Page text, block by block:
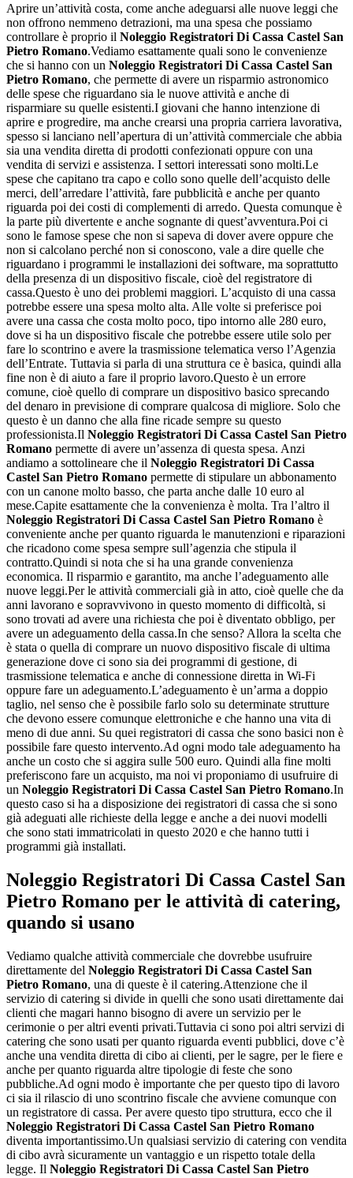
Aprire un’attività costa, come anche adeguarsi alle nuove leggi che
non offrono nemmeno detrazioni, ma una spesa che possiamo
controllare è proprio il Noleggio Registratori Di Cassa Castel San
Pietro Romano.Vediamo esattamente quali sono le convenienze
che si hanno con un Noleggio Registratori Di Cassa Castel San
Pietro Romano, che permette di avere un risparmio astronomico
delle spese che riguardano sia le nuove attività e anche di
risparmiare su quelle esistenti.I giovani che hanno intenzione di
aprire e progredire, ma anche crearsi una propria carriera lavorativa,
spesso si lanciano nell’apertura di un’attività commerciale che abbia
sia una vendita diretta di prodotti confezionati oppure con una
vendita di servizi e assistenza. I settori interessati sono molti.Le
spese che capitano tra capo e collo sono quelle dell’acquisto delle
merci, dell’arredare l’attività, fare pubblicità e anche per quanto
riguarda poi dei costi di complementi di arredo. Questa comunque è
la parte più divertente e anche sognante di quest’avventura.Poi ci
sono le famose spese che non si sapeva di dover avere oppure che
non si calcolano perché non si conoscono, vale a dire quelle che
riguardano i programmi le installazioni dei software, ma soprattutto
della presenza di un dispositivo fiscale, cioè del registratore di
cassa.Questo è uno dei problemi maggiori. L’acquisto di una cassa
potrebbe essere una spesa molto alta. Alle volte si preferisce poi
avere una cassa che costa molto poco, tipo intorno alle 280 euro,
dove si ha un dispositivo fiscale che potrebbe essere utile solo per
fare lo scontrino e avere la trasmissione telematica verso l’Agenzia
dell’Entrate. Tuttavia si parla di una struttura ce è basica, quindi alla
fine non è di aiuto a fare il proprio lavoro.Questo è un errore
comune, cioè quello di comprare un dispositivo basico sprecando
del denaro in previsione di comprare qualcosa di migliore. Solo che
questo è un danno che alla fine ricade sempre su questo
professionista.Il Noleggio Registratori Di Cassa Castel San Pietro
Romano permette di avere un’assenza di questa spesa. Anzi
andiamo a sottolineare che il Noleggio Registratori Di Cassa
Castel San Pietro Romano permette di stipulare un abbonamento
con un canone molto basso, che parta anche dalle 10 euro al
mese.Capite esattamente che la convenienza è molta. Tra l’altro il
Noleggio Registratori Di Cassa Castel San Pietro Romano è
conveniente anche per quanto riguarda le manutenzioni e riparazioni
che ricadono come spesa sempre sull’agenzia che stipula il
contratto.Quindi si nota che si ha una grande convenienza
economica. Il risparmio e garantito, ma anche l’adeguamento alle
nuove leggi.Per le attività commerciali già in atto, cioè quelle che da
anni lavorano e sopravvivono in questo momento di difficoltà, si
sono trovati ad avere una richiesta che poi è diventato obbligo, per
avere un adeguamento della cassa.In che senso? Allora la scelta che
è stata o quella di comprare un nuovo dispositivo fiscale di ultima
generazione dove ci sono sia dei programmi di gestione, di
trasmissione telematica e anche di connessione diretta in Wi-Fi
oppure fare un adeguamento.L’adeguamento è un’arma a doppio
taglio, nel senso che è possibile farlo solo su determinate strutture
che devono essere comunque elettroniche e che hanno una vita di
meno di due anni. Su quei registratori di cassa che sono basici non è
possibile fare questo intervento.Ad ogni modo tale adeguamento ha
anche un costo che si aggira sulle 500 euro. Quindi alla fine molti
preferiscono fare un acquisto, ma noi vi proponiamo di usufruire di
un Noleggio Registratori Di Cassa Castel San Pietro Romano.In
questo caso si ha a disposizione dei registratori di cassa che si sono
già adeguati alle richieste della legge e anche a dei nuovi modelli
che sono stati immatricolati in questo 2020 e che hanno tutti i
programmi già installati.
Noleggio Registratori Di Cassa Castel San
Pietro Romano per le attività di catering,
quando si usano
Vediamo qualche attività commerciale che dovrebbe usufruire
direttamente del Noleggio Registratori Di Cassa Castel San
Pietro Romano, una di queste è il catering.Attenzione che il
servizio di catering si divide in quelli che sono usati direttamente dai
clienti che magari hanno bisogno di avere un servizio per le
cerimonie o per altri eventi privati.Tuttavia ci sono poi altri servizi di
catering che sono usati per quanto riguarda eventi pubblici, dove c’è
anche una vendita diretta di cibo ai clienti, per le sagre, per le fiere e
anche per quanto riguarda altre tipologie di feste che sono
pubbliche.Ad ogni modo è importante che per questo tipo di lavoro
ci sia il rilascio di uno scontrino fiscale che avviene comunque con
un registratore di cassa. Per avere questo tipo struttura, ecco che il
Noleggio Registratori Di Cassa Castel San Pietro Romano
diventa importantissimo.Un qualsiasi servizio di catering con vendita
di cibo avrà sicuramente un vantaggio e un rispetto totale della
legge. Il Noleggio Registratori Di Cassa Castel San Pietro